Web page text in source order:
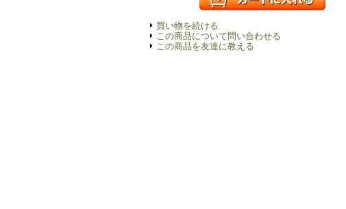
買い物を続ける
この商品について問い合わせる
この商品を友達に教える